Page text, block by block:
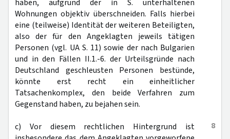
haben, aufgrund der in S. unterhaltenen
Wohnungen objektiv überschneiden. Falls hierbei
eine (teilweise) Identität der weiteren Beteiligten,
also der für den Angeklagten jeweils tätigen
Personen (vgl. UA S. 11) sowie der nach Bulgarien
und in den Fällen II.1.-6. der Urteilsgründe nach
Deutschland geschleusten Personen bestünde,
könnte erst recht ein einheitlicher
Tatsachenkomplex, den beide Verfahren zum
Gegenstand haben, zu bejahen sein.
8
c) Vor diesem rechtlichen Hintergrund ist